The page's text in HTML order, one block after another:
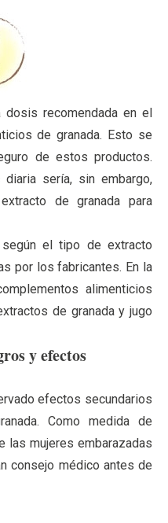
recomendada en el
de granada. Esto se
de estos productos.
sería, sin embargo,
de granada para
el tipo de extracto
por los fabricantes. En la
alimenticios
de granada y jugo
y efectos
efectos secundarios
Como medida de
las mujeres embarazadas
consejo médico antes de